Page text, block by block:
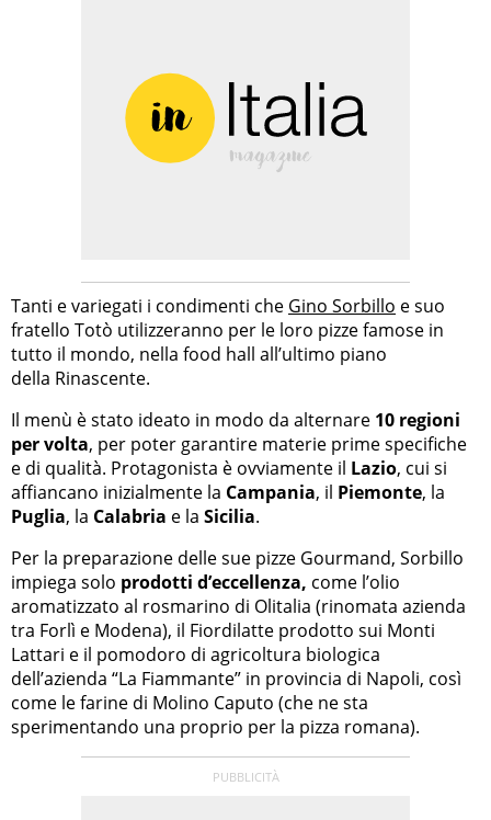
Tanti e variegati i condimenti che Gino Sorbillo e suo
fratello Totò utilizzeranno per le loro pizze famose in
tutto il mondo, nella food hall all’ultimo piano
della Rinascente.
Il menù è stato ideato in modo da alternare 10 regioni
per volta, per poter garantire materie prime specifiche
e di qualità. Protagonista è ovviamente il Lazio, cui si
affiancano inizialmente la Campania, il Piemonte, la
Puglia, la Calabria e la Sicilia.
Per la preparazione delle sue pizze Gourmand, Sorbillo
impiega solo prodotti d’eccellenza, come l’olio
aromatizzato al rosmarino di Olitalia (rinomata azienda
tra Forlì e Modena), il Fiordilatte prodotto sui Monti
Lattari e il pomodoro di agricoltura biologica
dell’azienda “La Fiammante” in provincia di Napoli, così
come le farine di Molino Caputo (che ne sta
sperimentando una proprio per la pizza romana).